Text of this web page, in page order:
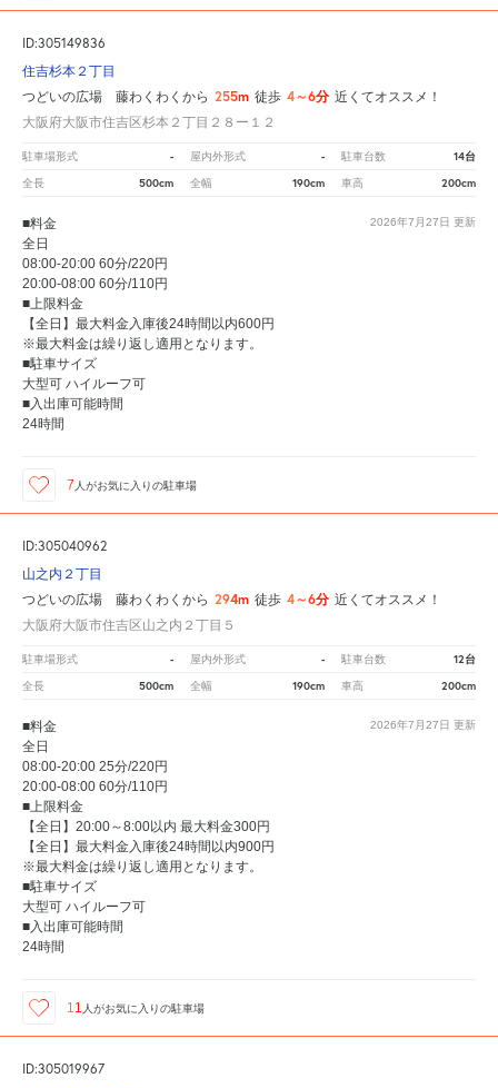
ID:305149836
住吉杉本２丁目
つどいの広場 藤わくわくから 255m 徒歩 4～6分 近くてオススメ！
大阪府大阪市住吉区杉本２丁目２８ー１２
駐車場形式 - 屋内外形式 - 駐車台数 14台
全長 500cm 全幅 190cm 車高 200cm
2026年7月27日 更新
■料金
全日
08:00-20:00 60分/220円
20:00-08:00 60分/110円
■上限料金
【全日】最大料金入庫後24時間以内600円
※最大料金は繰り返し適用となります。
■駐車サイズ
大型可 ハイルーフ可
■入出庫可能時間
24時間
7 人がお気に入りの駐車場
ID:305040962
山之内２丁目
つどいの広場 藤わくわくから 294m 徒歩 4～6分 近くてオススメ！
大阪府大阪市住吉区山之内２丁目５
駐車場形式 - 屋内外形式 - 駐車台数 12台
全長 500cm 全幅 190cm 車高 200cm
2026年7月27日 更新
■料金
全日
08:00-20:00 25分/220円
20:00-08:00 60分/110円
■上限料金
【全日】20:00～8:00以内 最大料金300円
【全日】最大料金入庫後24時間以内900円
※最大料金は繰り返し適用となります。
■駐車サイズ
大型可 ハイルーフ可
■入出庫可能時間
24時間
11 人がお気に入りの駐車場
ID:305019967